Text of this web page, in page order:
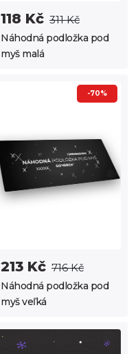
118 Kč 311 Kč
Náhodná podložka pod
myš malá
213 Kč 716 Kč
Náhodná podložka pod
myš veľká
-70%